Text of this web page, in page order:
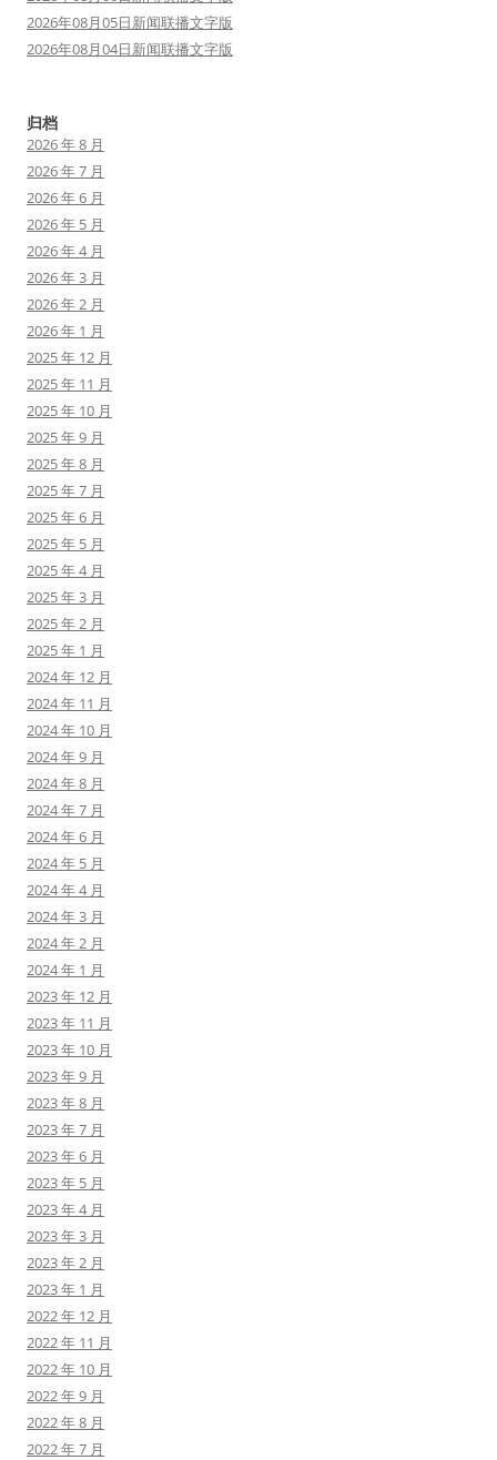
2026年08月05日新闻联播文字版
2026年08月04日新闻联播文字版
归档
2026 年 8 月
2026 年 7 月
2026 年 6 月
2026 年 5 月
2026 年 4 月
2026 年 3 月
2026 年 2 月
2026 年 1 月
2025 年 12 月
2025 年 11 月
2025 年 10 月
2025 年 9 月
2025 年 8 月
2025 年 7 月
2025 年 6 月
2025 年 5 月
2025 年 4 月
2025 年 3 月
2025 年 2 月
2025 年 1 月
2024 年 12 月
2024 年 11 月
2024 年 10 月
2024 年 9 月
2024 年 8 月
2024 年 7 月
2024 年 6 月
2024 年 5 月
2024 年 4 月
2024 年 3 月
2024 年 2 月
2024 年 1 月
2023 年 12 月
2023 年 11 月
2023 年 10 月
2023 年 9 月
2023 年 8 月
2023 年 7 月
2023 年 6 月
2023 年 5 月
2023 年 4 月
2023 年 3 月
2023 年 2 月
2023 年 1 月
2022 年 12 月
2022 年 11 月
2022 年 10 月
2022 年 9 月
2022 年 8 月
2022 年 7 月